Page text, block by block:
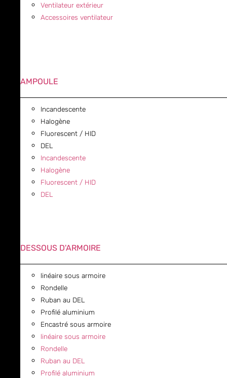
Ventilateur extérieur
Accessoires ventilateur
AMPOULE
Incandescente
Halogène
Fluorescent / HID
DEL
Incandescente
Halogène
Fluorescent / HID
DEL
DESSOUS D'ARMOIRE
linéaire sous armoire
Rondelle
Ruban au DEL
Profilé aluminium
Encastré sous armoire
linéaire sous armoire
Rondelle
Ruban au DEL
Profilé aluminium